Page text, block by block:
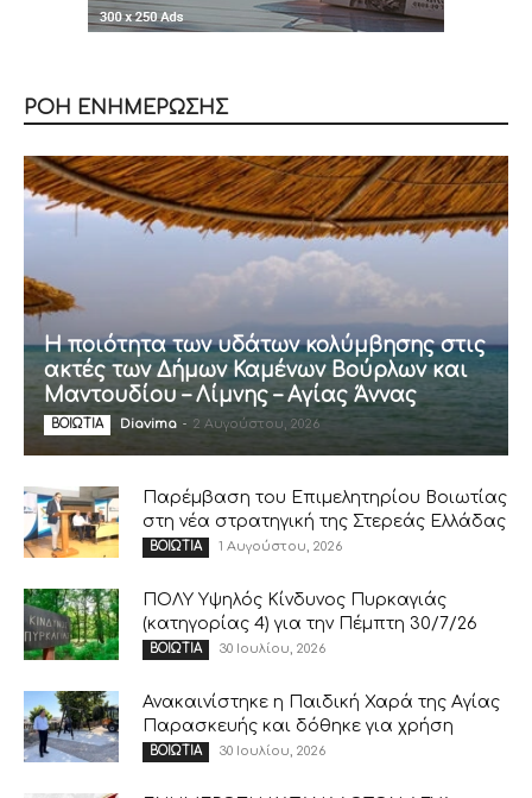
ΡΟΗ ΕΝΗΜΕΡΩΣΗΣ
Η ποιότητα των υδάτων κολύμβησης στις
ακτές των Δήμων Καμένων Βούρλων και
Μαντουδίου – Λίμνης – Αγίας Άννας
ΒΟΙΩΤΙΑ Diavima - 2 Αυγούστου, 2026
Παρέμβαση του Επιμελητηρίου Βοιωτίας
στη νέα στρατηγική της Στερεάς Ελλάδας
ΒΟΙΩΤΙΑ 1 Αυγούστου, 2026
ΠΟΛΥ Υψηλός Κίνδυνος Πυρκαγιάς
(κατηγορίας 4) για την Πέμπτη 30/7/26
ΒΟΙΩΤΙΑ 30 Ιουλίου, 2026
Ανακαινίστηκε η Παιδική Χαρά της Αγίας
Παρασκευής και δόθηκε για χρήση
ΒΟΙΩΤΙΑ 30 Ιουλίου, 2026